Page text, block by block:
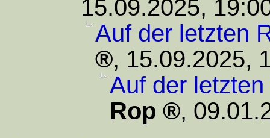
15.09.2025,
Auf der letzten
, 15.09.2025,
Auf der
Rop
,